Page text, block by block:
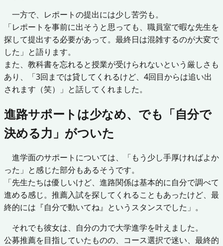
一方で、レポートの提出には少し苦労も。
「レポートを事前に出そうと思っても、職員室で暇な先生を
探して提出する必要があって。最終日は混雑するのが大変で
した」と語ります。
また、教科書を忘れると授業が受けられないという厳しさも
あり、「3回までは貸してくれるけど、4回目からは追い出
されます（笑）」と話してくれました。
進路サポートは少なめ、でも「自分で
決める力」がついた
進学面のサポートについては、「もう少し手厚ければよか
った」と感じた部分もあるそうです。
「先生たちは優しいけど、進路関係は基本的に自分で調べて
進める感じ。推薦入試を探してくれることもあったけど、最
終的には『自分で動いてね』というスタンスでした」。
それでも彼女は、自分の力で大学進学を叶えました。
公募推薦を目指していたものの、コース選択で迷い、最終的